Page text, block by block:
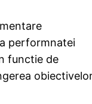
performnatei
functie de